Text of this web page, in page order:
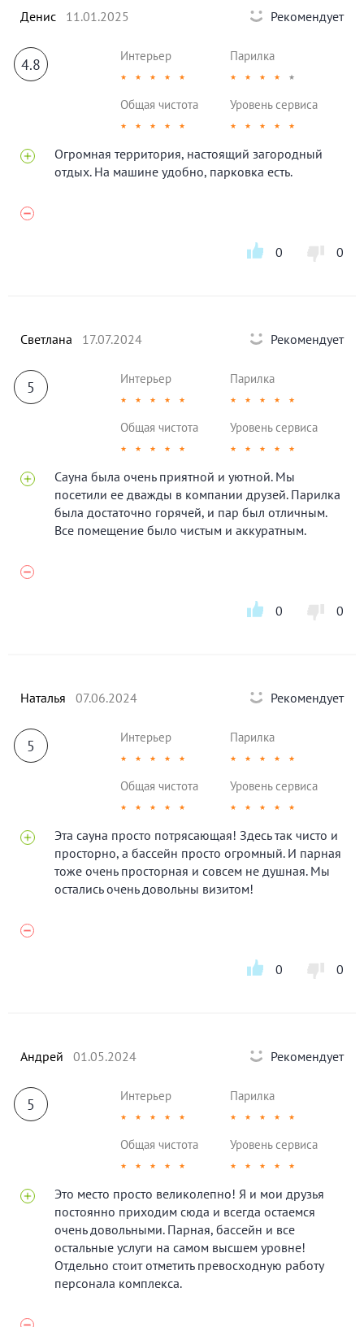
Денис 11.01.2025 Рекомендует
4.8 Интерьер
★ ★ ★ ★ ★
Парилка
★ ★ ★ ★ ★
Общая чистота
★ ★ ★ ★ ★
Уровень сервиса
★ ★ ★ ★ ★
Огромная территория, настоящий загородный
отдых. На машине удобно, парковка есть.
0 0
Светлана 17.07.2024 Рекомендует
5 Интерьер
★ ★ ★ ★ ★
Парилка
★ ★ ★ ★ ★
Общая чистота
★ ★ ★ ★ ★
Уровень сервиса
★ ★ ★ ★ ★
Сауна была очень приятной и уютной. Мы
посетили ее дважды в компании друзей. Парилка
была достаточно горячей, и пар был отличным.
Все помещение было чистым и аккуратным.
0 0
Наталья 07.06.2024 Рекомендует
5 Интерьер
★ ★ ★ ★ ★
Парилка
★ ★ ★ ★ ★
Общая чистота
★ ★ ★ ★ ★
Уровень сервиса
★ ★ ★ ★ ★
Эта сауна просто потрясающая! Здесь так чисто и
просторно, а бассейн просто огромный. И парная
тоже очень просторная и совсем не душная. Мы
остались очень довольны визитом!
0 0
Андрей 01.05.2024 Рекомендует
5 Интерьер
★ ★ ★ ★ ★
Парилка
★ ★ ★ ★ ★
Общая чистота
★ ★ ★ ★ ★
Уровень сервиса
★ ★ ★ ★ ★
Это место просто великолепно! Я и мои друзья
постоянно приходим сюда и всегда остаемся
очень довольными. Парная, бассейн и все
остальные услуги на самом высшем уровне!
Отдельно стоит отметить превосходную работу
персонала комплекса.